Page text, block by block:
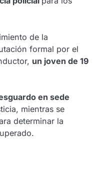
de la
formal por el
un joven de 19
en sede
mientras se
determinar la